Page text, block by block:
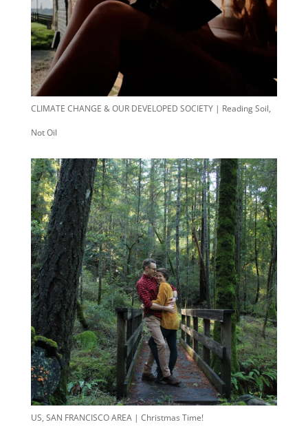
CLIMATE CHANGE & OUR DEVELOPED SOCIETY | Reading Soil,
Not Oil
US, SAN FRANCISCO AREA | Christmas Time!